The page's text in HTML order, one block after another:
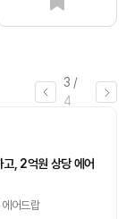
4 /
4